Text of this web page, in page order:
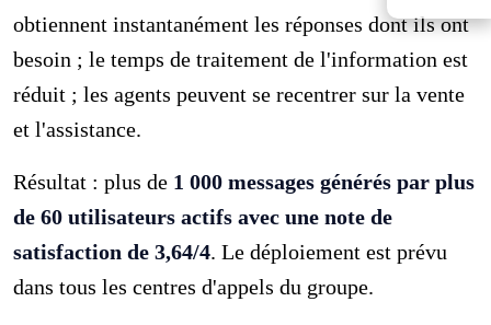
obtiennent instantanément les réponses dont ils ont
besoin ; le temps de traitement de l'information est
réduit ; les agents peuvent se recentrer sur la vente
et l'assistance.
Résultat : plus de 1 000 messages générés par plus
de 60 utilisateurs actifs avec une note de
satisfaction de 3,64/4. Le déploiement est prévu
dans tous les centres d'appels du groupe.